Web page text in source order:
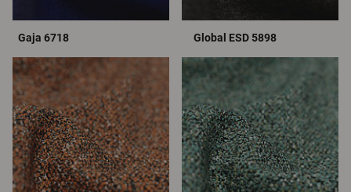
Gaja 6718 Global ESD 5898